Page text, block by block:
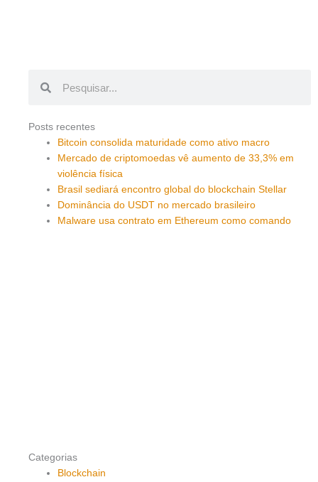
Posts recentes
Bitcoin consolida maturidade como ativo macro
Mercado de criptomoedas vê aumento de 33,3% em
violência física
Brasil sediará encontro global do blockchain Stellar
Dominância do USDT no mercado brasileiro
Malware usa contrato em Ethereum como comando
Categorias
Blockchain